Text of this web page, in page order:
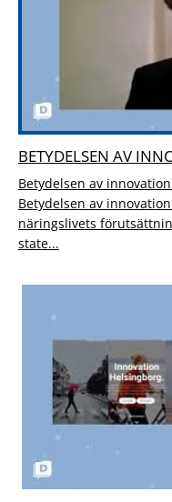
BETYDELSEN AV
Betydelsen av
Betydelsen av
näringslivets
state...